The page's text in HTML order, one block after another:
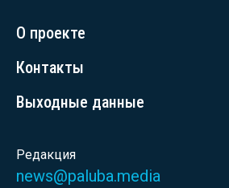
О проекте
Контакты
Выходные данные
Редакция
news@paluba.media